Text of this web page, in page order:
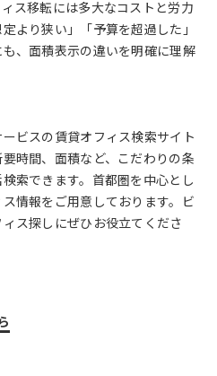
ス移転には多大なコストと労力
より狭い」「予算を超過した」
、面積表示の違いを明確に理解
ビスの賃貸オフィス検索サイト
時間、面積など、こだわりの条
索できます。首都圏を中心とし
情報をご用意しております。ビ
ス探しにぜひお役立てくださ